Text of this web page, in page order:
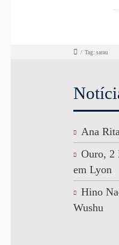
/ Tag: sarau
Ana
Ouro, 2
em Lyon
Hino
Wushu